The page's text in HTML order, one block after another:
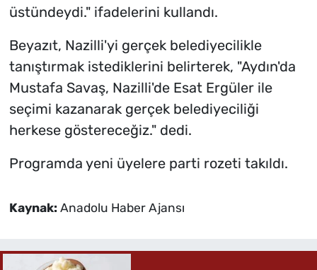
üstündeydi." ifadelerini kullandı.
Beyazıt, Nazilli'yi gerçek belediyecilikle
tanıştırmak istediklerini belirterek, "Aydın'da
Mustafa Savaş, Nazilli'de Esat Ergüler ile
seçimi kazanarak gerçek belediyeciliği
herkese göstereceğiz." dedi.
Programda yeni üyelere parti rozeti takıldı.
Kaynak: Anadolu Haber Ajansı